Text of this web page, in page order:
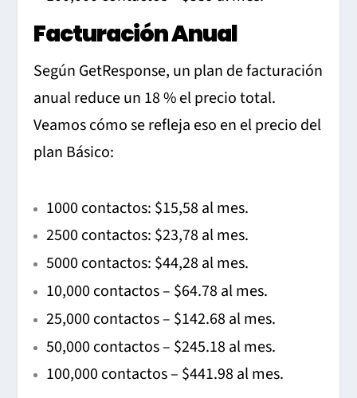
Facturación Anual
Según GetResponse, un plan de facturación
anual reduce un 18 % el precio total.
Veamos cómo se refleja eso en el precio del
plan Básico:
1000 contactos: $15,58 al mes.
2500 contactos: $23,78 al mes.
5000 contactos: $44,28 al mes.
10,000 contactos – $64.78 al mes.
25,000 contactos – $142.68 al mes.
50,000 contactos – $245.18 al mes.
100,000 contactos – $441.98 al mes.